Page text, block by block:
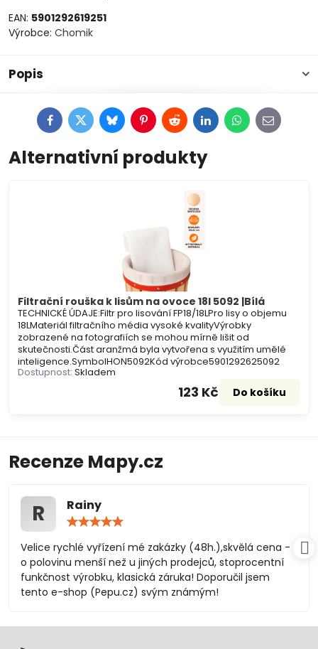
EAN: 5901292619251
Výrobce: Chomik
Popis
FacebookTwitterBlueskyPinterestRedditLinkedInWhatsApp
E-
mail
Alternativní produkty
Filtrační rouška k lisům na ovoce 18l 5092 |Bílá
TECHNICKÉ ÚDAJE:Filtr pro lisování FP18/18LPro lisy o objemu
18LMateriál filtračního média vysoké kvalityVýrobky
zobrazené na fotografiích se mohou mírně lišit od
skutečnosti.Část aranžmá byla vytvořena s využitím umělé
inteligence.SymbolHON5092Kód výrobce5901292625092
Dostupnost: Skladem
123 Kč Do košíku
Recenze Mapy.cz
R Rainy
/
5
Velice rychlé vyřízení mé zakázky (48h.),skvělá cena -
o polovinu menší než u jiných prodejců, stoprocentní
funkčnost výrobku, klasická záruka! Doporučil jsem
tento e-shop (Pepu.cz) svým známým!